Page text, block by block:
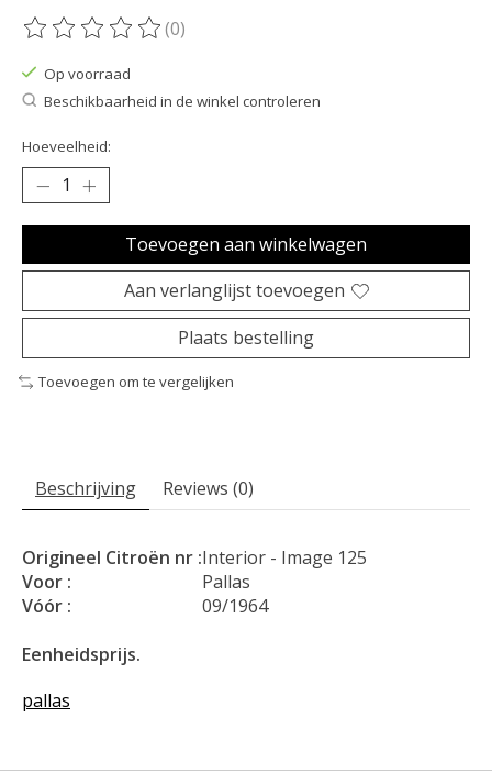
De beoordeling van dit product is
(0)
Op voorraad
Beschikbaarheid in de winkel controleren
Hoeveelheid:
Toevoegen aan winkelwagen
Aan verlanglijst toevoegen
Plaats bestelling
Toevoegen om te vergelijken
Beschrijving Reviews (0)
Origineel Citroën nr :Interior - Image 125
Voor :
Pallas
Vóór :
09/1964
Eenheidsprijs.
pallas